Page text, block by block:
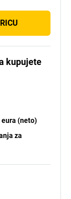
kupujete
eura (neto)
za